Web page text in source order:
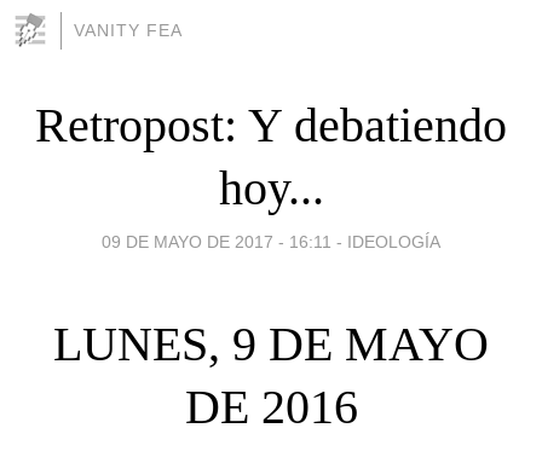
VANITY FEA
Retropost: Y debatiendo
hoy...
09 DE MAYO DE 2017 - 16:11 - IDEOLOGÍA
LUNES, 9 DE MAYO
DE 2016